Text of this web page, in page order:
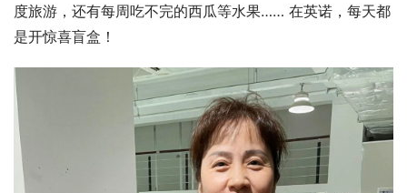
度旅游，还有每周吃不完的西瓜等水果…… 在英诺，每天都
是开惊喜盲盒！